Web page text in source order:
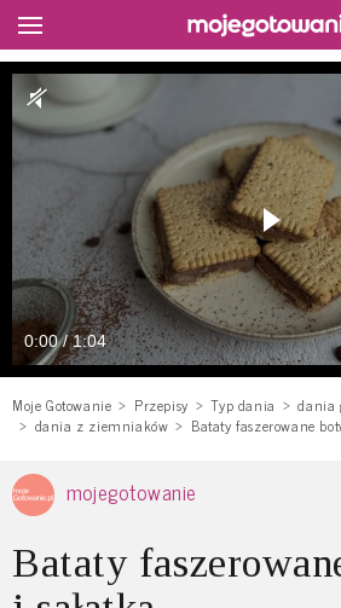
0:00 / 1:04
Moje Gotowanie Przepisy Typ dania
dania
dania z ziemniaków
Bataty faszerowane
mojegotowanie
Bataty